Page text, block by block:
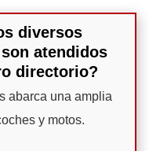
diversos
atendidos
directorio?
abarca una amplia
y motos.